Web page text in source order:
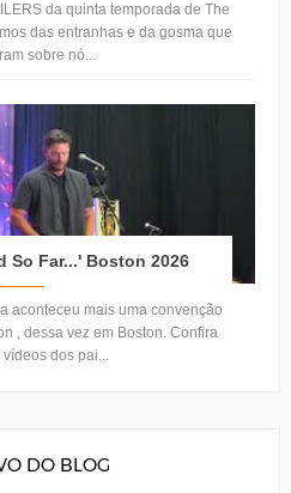
da quinta temporada de The
das entranhas e da gosma que
sobre nó...
So Far...' Boston 2026
aconteceu mais uma convenção
, dessa vez em Boston. Confira
dos pai...
DO BLOG